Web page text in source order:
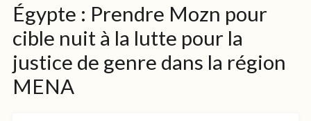
Égypte : Prendre Mozn pour
cible nuit à la lutte pour la
justice de genre dans la région
MENA